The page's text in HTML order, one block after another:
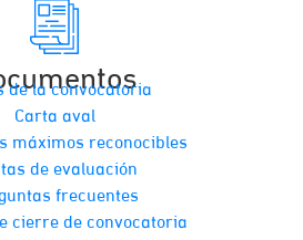
de la convocatoria
Carta aval
máximos reconocibles
de evaluación
frecuentes
cierre de convocatoria